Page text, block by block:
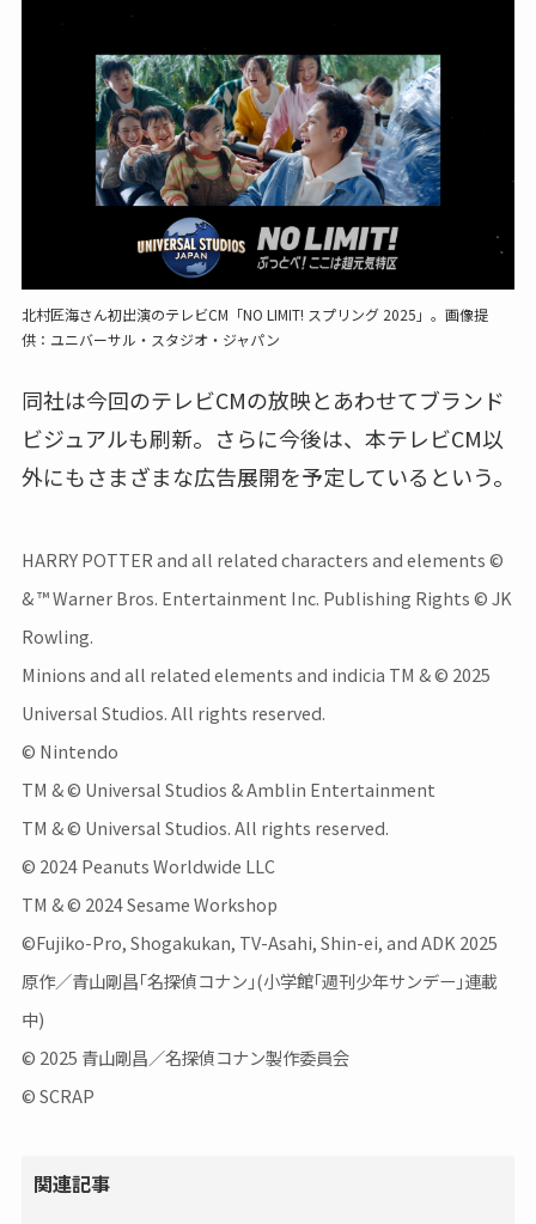
北村匠海さん初出演のテレビCM「NO LIMIT! スプリング 2025」。画像提
供：ユニバーサル・スタジオ・ジャパン
同社は今回のテレビCMの放映とあわせてブランド
ビジュアルも刷新。さらに今後は、本テレビCM以
外にもさまざまな広告展開を予定しているという。
HARRY POTTER and all related characters and elements ©
& ™ Warner Bros. Entertainment Inc. Publishing Rights © JK
Rowling.
Minions and all related elements and indicia TM & © 2025
Universal Studios. All rights reserved.
© Nintendo
TM & © Universal Studios & Amblin Entertainment
TM & © Universal Studios. All rights reserved.
© 2024 Peanuts Worldwide LLC
TM & © 2024 Sesame Workshop
©Fujiko-Pro, Shogakukan, TV-Asahi, Shin-ei, and ADK 2025
原作／青山剛昌｢名探偵コナン｣(小学館｢週刊少年サンデー｣連載
中)
© 2025 青山剛昌／名探偵コナン製作委員会
© SCRAP
関連記事